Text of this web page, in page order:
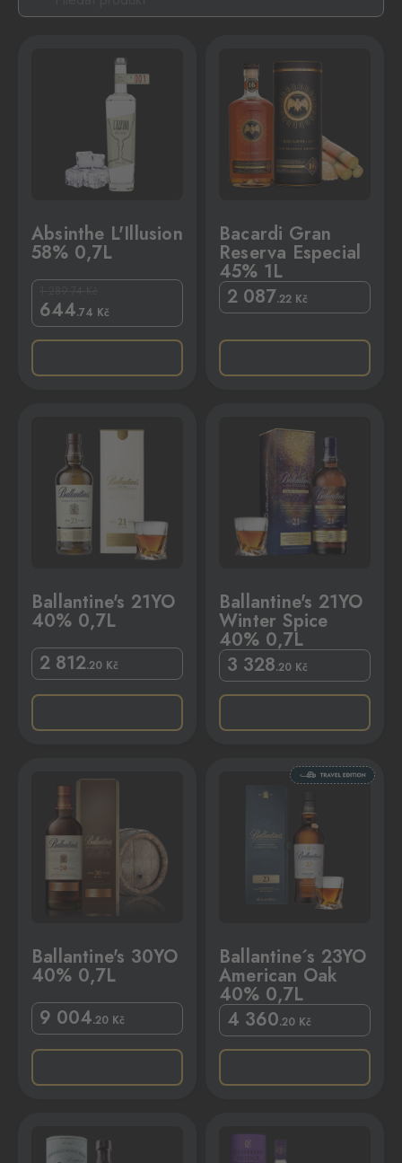
Absinthe L'Illusion
58% 0,7L
644.74 Kč
Bacardi Gran
Reserva Especial
45% 1L
2 087.22 Kč
Ballantine's 21YO
40% 0,7L
2 812.20 Kč
Ballantine's 21YO
Winter Spice
40% 0,7L
3 328.20 Kč
Ballantine's 30YO
40% 0,7L
9 004.20 Kč
Ballantine´s 23YO
American Oak
40% 0,7L
4 360.20 Kč